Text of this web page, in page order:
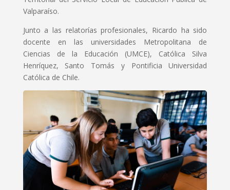
Valparaíso.
Junto a las relatorías profesionales, Ricardo ha sido
docente en las universidades Metropolitana de
Ciencias de la Educación (UMCE), Católica Silva
Henríquez, Santo Tomás y Pontificia Universidad
Católica de Chile.